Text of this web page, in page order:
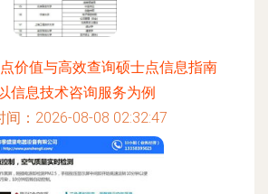
价值与高效查询硕士点信息指南
信息技术咨询服务为例
间：2026-08-08 02:32:47